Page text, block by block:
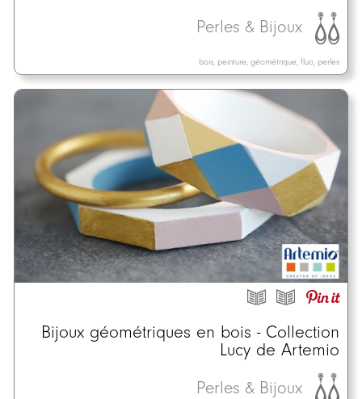
Perles & Bijoux
bois, peinture, géométrique, fluo, perles
Bijoux géométriques en bois - Collection
Lucy de Artemio
Perles & Bijoux